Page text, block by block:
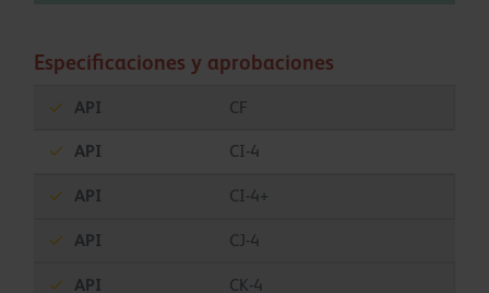
Especificaciones y aprobaciones
API CF
API CI-4
API CI-4+
API CJ-4
API CK-4